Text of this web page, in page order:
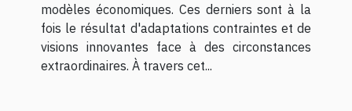
modèles économiques. Ces derniers sont à la
fois le résultat d'adaptations contraintes et de
visions innovantes face à des circonstances
extraordinaires. À travers cet...